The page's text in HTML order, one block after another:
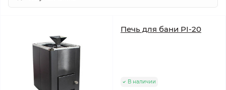
Печь для бани PI-20
В наличии